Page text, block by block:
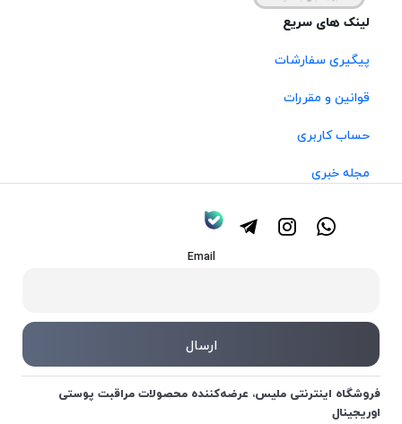
لینک های سریع
پیگیری سفارشات
قوانین و مقررات
حساب کاربری
مجله خبری
Email
فروشگاه اینترنتی ملیس، عرضه‌کننده محصولات مراقبت پوستی
اوریجینال